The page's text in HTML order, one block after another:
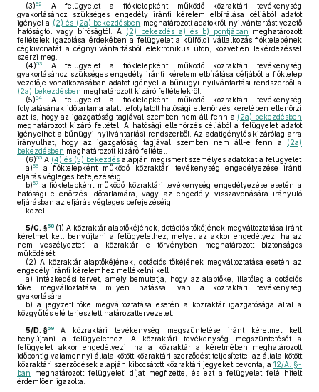
(3)52
A felügyelet a fióktelepként működő közraktári tevékenység
gyakorlásához szükséges engedély iránti kérelem elbírálása céljából adatot
igényel a (2) és (2a) bekezdésben meghatározott adatokról nyilvántartást vezető
hatóságtól vagy bíróságtól. A (2) bekezdés a) és b) pontjában meghatározott
feltételek igazolása érdekében a felügyelet a külföldi vállalkozás fióktelepének
cégkivonatát a cégnyilvántartásból elektronikus úton, közvetlen lekérdezéssel
szerzi meg.
(4)53
A felügyelet a fióktelepként működő közraktári tevékenység
gyakorlásához szükséges engedély iránti kérelem elbírálása céljából a fióktelep
vezetője vonatkozásában adatot igényel a bűnügyi nyilvántartási rendszerből a
(2a) bekezdésben meghatározott kizáró feltételekről.
(5)54
A felügyelet a fióktelepként működő közraktári tevékenység
folytatásának időtartama alatt lefolytatott hatósági ellenőrzés keretében ellenőrzi
azt is, hogy az igazgatóság tagjával szemben nem áll fenn a (2a) bekezdésben
meghatározott kizáró feltétel. A hatósági ellenőrzés céljából a felügyelet adatot
igényelhet a bűnügyi nyilvántartási rendszerből. Az adatigénylés kizárólag arra
irányulhat, hogy az igazgatóság tagjával szemben nem áll-e fenn a (2a)
bekezdésben meghatározott kizáró feltétel.
(6)55 A (4) és (5) bekezdés alapján megismert személyes adatokat a felügyelet
a)56
a fióktelepként működő közraktári tevékenység engedélyezése iránti
eljárás végleges befejezéséig,
b)57 a fióktelepként működő közraktári tevékenység engedélyezése esetén a
hatósági ellenőrzés időtartamára, vagy az engedély visszavonására irányuló
eljárásban az eljárás végleges befejezéséig
kezeli.
5/C. §58 (1) A közraktár alaptőkéjének, dotációs tőkéjének megváltoztatása iránt
kérelmet kell benyújtani a felügyelethez, melyet az akkor engedélyez, ha az
nem veszélyezteti a közraktár e törvényben meghatározott biztonságos
működését.
(2) A közraktár alaptőkéjének, dotációs tőkéjének megváltoztatása esetén az
engedély iránti kérelemhez mellékelni kell
a) intézkedési tervet, amely bemutatja, hogy az alaptőke, illetőleg a dotációs
tőke megváltoztatása milyen hatással van a közraktári tevékenység
gyakorlására;
b) a jegyzett tőke megváltoztatása esetén a közraktár igazgatósága által a
közgyűlés elé terjesztett határozattervezetet.
5/D. §59
A közraktári tevékenység megszüntetése iránt kérelmet kell
benyújtani a felügyelethez. A közraktári tevékenység megszüntetését a
felügyelet akkor engedélyezi, ha a közraktár a kérelmében meghatározott
időpontig valamennyi általa kötött közraktári szerződést teljesítette, az általa kötött
közraktári szerződések alapján kibocsátott közraktári jegyeket bevonta, a 12/A. §-
ban meghatározott felügyeleti díjat megfizette, és ezt a felügyelet felé hitelt
érdemlően igazolta.